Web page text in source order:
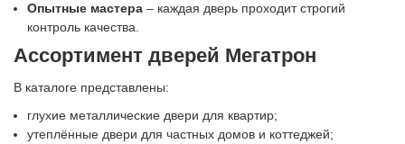
Опытные мастера – каждая дверь проходит строгий
контроль качества.
Ассортимент дверей Мегатрон
В каталоге представлены:
глухие металлические двери для квартир;
утеплённые двери для частных домов и коттеджей;